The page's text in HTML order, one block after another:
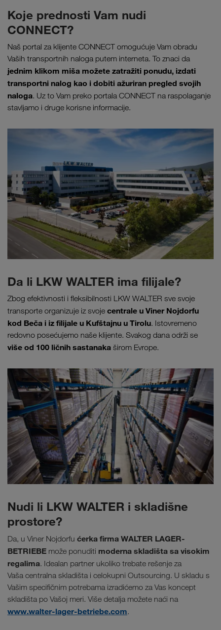
Koje prednosti Vam nudi
CONNECT?
Naš portal za klijente CONNECT omogućuje Vam obradu
Vaših transportnih naloga putem interneta. To znaci da
jednim klikom miša možete zatražiti ponudu, izdati
transportni nalog kao i dobiti ažuriran pregled svojih
naloga. Uz to Vam preko portala CONNECT na raspolaganje
stavljamo i druge korisne informacije.
Da li LKW WALTER ima filijale?
Zbog efektivnosti i fleksibilnosti LKW WALTER sve svoje
transporte organizuje iz svoje centrale u Viner Nojdorfu
kod Beča i iz filijale u Kufštajnu u Tirolu. Istovremeno
redovno posećujemo naše klijente. Svakog dana održi se
više od 100 ličnih sastanaka širom Evrope.
Nudi li LKW WALTER i skladišne
prostore?
Da, u Viner Nojdorfu ćerka firma WALTER LAGER-
BETRIEBE može ponuditi moderna skladišta sa visokim
regalima. Idealan partner ukoliko trebate rešenje za
Vaša centralna skladišta i celokupni Outsourcing. U skladu s
Vašim specifičnim potrebama izradićemo za Vas koncept
skladišta po Vašoj meri. Više detalja možete naći na
www.walter-lager-betriebe.com.